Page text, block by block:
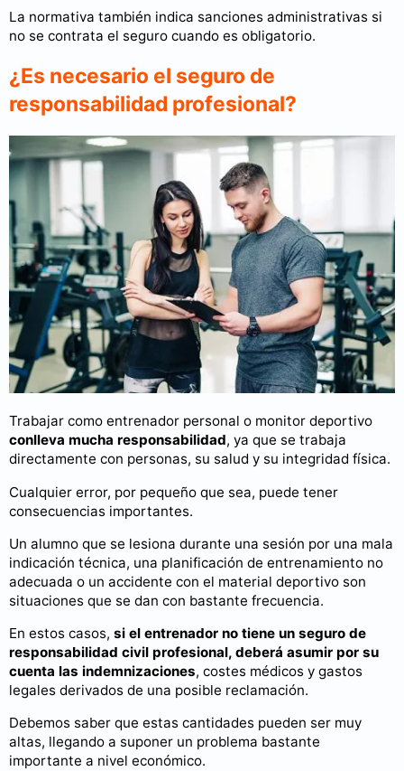
La normativa también indica sanciones administrativas si
no se contrata el seguro cuando es obligatorio.
¿Es necesario el seguro de
responsabilidad profesional?
Trabajar como entrenador personal o monitor deportivo
conlleva mucha responsabilidad, ya que se trabaja
directamente con personas, su salud y su integridad física.
Cualquier error, por pequeño que sea, puede tener
consecuencias importantes.
Un alumno que se lesiona durante una sesión por una mala
indicación técnica, una planificación de entrenamiento no
adecuada o un accidente con el material deportivo son
situaciones que se dan con bastante frecuencia.
En estos casos, si el entrenador no tiene un seguro de
responsabilidad civil profesional, deberá asumir por su
cuenta las indemnizaciones, costes médicos y gastos
legales derivados de una posible reclamación.
Debemos saber que estas cantidades pueden ser muy
altas, llegando a suponer un problema bastante
importante a nivel económico.